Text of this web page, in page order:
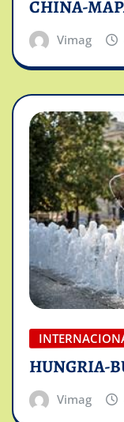
CHINA-
Vimag
HUNGRIA-
Vimag